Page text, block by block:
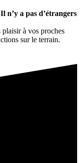
n’y a pas d’étrangers
à vos proches
sur le terrain.